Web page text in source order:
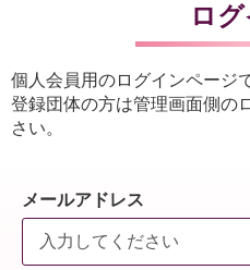
ロ
個人会員用のログインページ
登録団体の方は管理画面側の
さい。
メールアドレス